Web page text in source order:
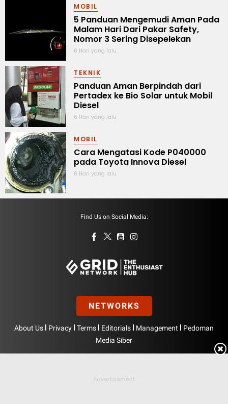
MOBIL
5 Panduan Mengemudi Aman Pada
Malam Hari Dari Pakar Safety,
Nomor 3 Sering Disepelekan
6 Hari yang lalu
TEKNIK
Panduan Aman Berpindah dari
Pertadex ke Bio Solar untuk Mobil
Diesel
6 Hari yang lalu
MOBIL
Cara Mengatasi Kode P040000
pada Toyota Innova Diesel
6 Hari yang lalu
Find Us on Social Media:
NETWORKS
About Us Privacy Terms Editorials Management
Pedoman
Media Siber